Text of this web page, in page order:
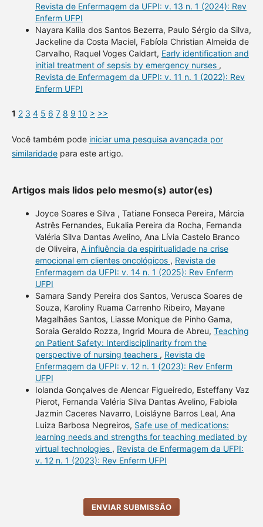
Revista de Enfermagem da UFPI: v. 13 n. 1 (2024): Rev
Enferm UFPI
Nayara Kalila dos Santos Bezerra, Paulo Sérgio da Silva,
Jackeline da Costa Maciel, Fabíola Christian Almeida de
Carvalho, Raquel Voges Caldart, Early identification and
initial treatment of sepsis by emergency nurses ,
Revista de Enfermagem da UFPI: v. 11 n. 1 (2022): Rev
Enferm UFPI
1 2 3 4 5 6 7 8 9 10 > >>
Você também pode iniciar uma pesquisa avançada por
similaridadepara este artigo.
Artigos mais lidos pelo mesmo(s) autor(es)
Joyce Soares e Silva , Tatiane Fonseca Pereira, Márcia
Astrês Fernandes, Eukalia Pereira da Rocha, Fernanda
Valéria Silva Dantas Avelino, Ana Lívia Castelo Branco
de Oliveira, A influência da espiritualidade na crise
emocional em clientes oncológicos , Revista de
Enfermagem da UFPI: v. 14 n. 1 (2025): Rev Enferm
UFPI
Samara Sandy Pereira dos Santos, Verusca Soares de
Souza, Karoliny Ruama Carrenho Ribeiro, Mayane
Magalhães Santos, Liasse Monique de Pinho Gama,
Soraia Geraldo Rozza, Ingrid Moura de Abreu, Teaching
on Patient Safety: Interdisciplinarity from the
perspective of nursing teachers , Revista de
Enfermagem da UFPI: v. 12 n. 1 (2023): Rev Enferm
UFPI
Iolanda Gonçalves de Alencar Figueiredo, Esteffany Vaz
Pierot, Fernanda Valéria Silva Dantas Avelino, Fabiola
Jazmin Caceres Navarro, Loisláyne Barros Leal, Ana
Luiza Barbosa Negreiros, Safe use of medications:
learning needs and strengths for teaching mediated by
virtual technologies , Revista de Enfermagem da UFPI:
v. 12 n. 1 (2023): Rev Enferm UFPI
ENVIAR SUBMISSÃO